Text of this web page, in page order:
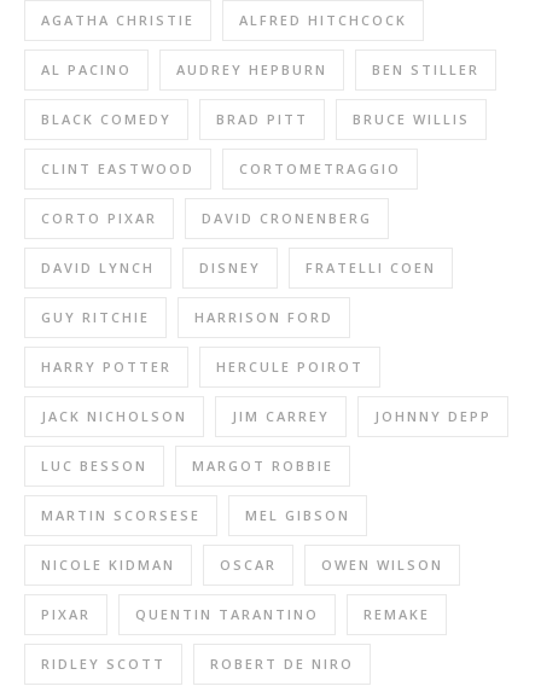
AGATHA CHRISTIE ALFRED HITCHCOCK
AL PACINO AUDREY HEPBURN BEN STILLER
BLACK COMEDY BRAD PITT BRUCE WILLIS
CLINT EASTWOOD CORTOMETRAGGIO
CORTO PIXAR DAVID CRONENBERG
DAVID LYNCH DISNEY FRATELLI COEN
GUY RITCHIE HARRISON FORD
HARRY POTTER HERCULE POIROT
JACK NICHOLSON JIM CARREY JOHNNY DEPP
LUC BESSON MARGOT ROBBIE
MARTIN SCORSESE MEL GIBSON
NICOLE KIDMAN OSCAR OWEN WILSON
PIXAR QUENTIN TARANTINO REMAKE
RIDLEY SCOTT ROBERT DE NIRO